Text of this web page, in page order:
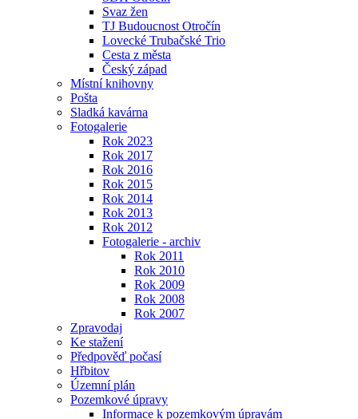
Svaz žen
TJ Budoucnost Otročín
Lovecké Trubačské Trio
Cesta z města
Český západ
Místní knihovny
Pošta
Sladká kavárna
Fotogalerie
Rok 2023
Rok 2017
Rok 2016
Rok 2015
Rok 2014
Rok 2013
Rok 2012
Fotogalerie - archiv
Rok 2011
Rok 2010
Rok 2009
Rok 2008
Rok 2007
Zpravodaj
Ke stažení
Předpověď počasí
Hřbitov
Územní plán
Pozemkové úpravy
Informace k pozemkovým úpravám